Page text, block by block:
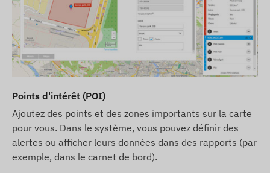
Points d'intérêt (POI)
Ajoutez des points et des zones importants sur la carte
pour vous. Dans le système, vous pouvez définir des
alertes ou afficher leurs données dans des rapports (par
exemple, dans le carnet de bord).